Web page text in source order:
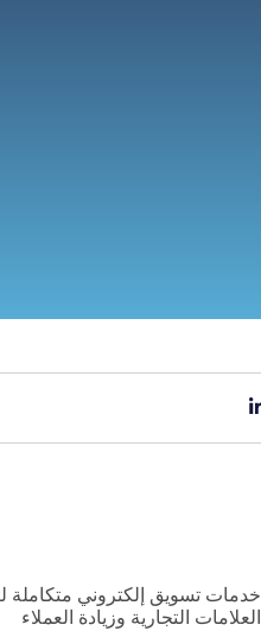
خدمات تسويق إلكتروني متكاملة
العلامات التجارية وزيادة العملاء